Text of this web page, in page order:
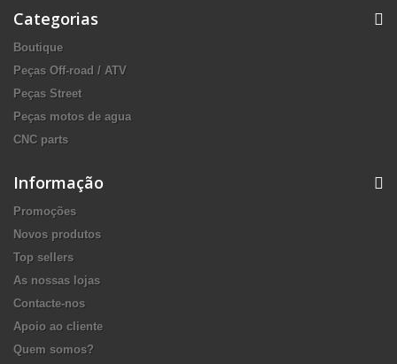
Categorias
Boutique
Peças Off-road / ATV
Peças Street
Peças motos de agua
CNC parts
Informação
Promoções
Novos produtos
Top sellers
As nossas lojas
Contacte-nos
Apoio ao cliente
Quem somos?